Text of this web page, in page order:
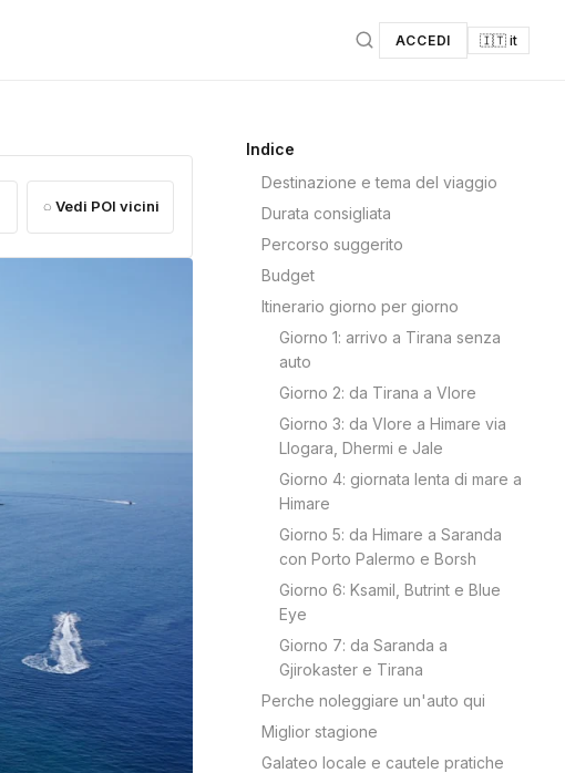
ACCEDI 🇮🇹 it
Vedi POI vicini
Indice
Destinazione e tema del viaggio
Durata consigliata
Percorso suggerito
Budget
Itinerario giorno per giorno
Giorno 1: arrivo a Tirana senza
auto
Giorno 2: da Tirana a Vlore
Giorno 3: da Vlore a Himare via
Llogara, Dhermi e Jale
Giorno 4: giornata lenta di mare a
Himare
Giorno 5: da Himare a Saranda
con Porto Palermo e Borsh
Giorno 6: Ksamil, Butrint e Blue
Eye
Giorno 7: da Saranda a
Gjirokaster e Tirana
Perche noleggiare un'auto qui
Miglior stagione
Galateo locale e cautele pratiche